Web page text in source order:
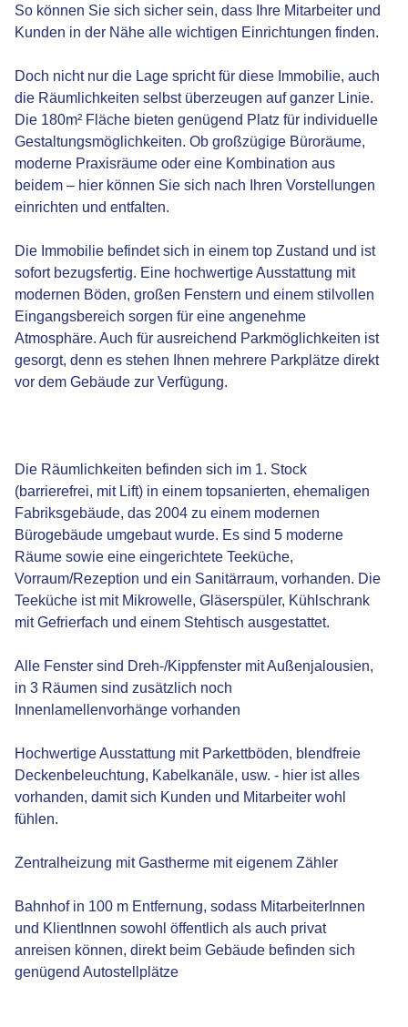
So können Sie sich sicher sein, dass Ihre Mitarbeiter und
Kunden in der Nähe alle wichtigen Einrichtungen finden.
Doch nicht nur die Lage spricht für diese Immobilie, auch
die Räumlichkeiten selbst überzeugen auf ganzer Linie.
Die 180m² Fläche bieten genügend Platz für individuelle
Gestaltungsmöglichkeiten. Ob großzügige Büroräume,
moderne Praxisräume oder eine Kombination aus
beidem – hier können Sie sich nach Ihren Vorstellungen
einrichten und entfalten.
Die Immobilie befindet sich in einem top Zustand und ist
sofort bezugsfertig. Eine hochwertige Ausstattung mit
modernen Böden, großen Fenstern und einem stilvollen
Eingangsbereich sorgen für eine angenehme
Atmosphäre. Auch für ausreichend Parkmöglichkeiten ist
gesorgt, denn es stehen Ihnen mehrere Parkplätze direkt
vor dem Gebäude zur Verfügung.
Die Räumlichkeiten befinden sich im 1. Stock
(barrierefrei, mit Lift) in einem topsanierten, ehemaligen
Fabriksgebäude, das 2004 zu einem modernen
Bürogebäude umgebaut wurde. Es sind 5 moderne
Räume sowie eine eingerichtete Teeküche,
Vorraum/Rezeption und ein Sanitärraum, vorhanden. Die
Teeküche ist mit Mikrowelle, Gläserspüler, Kühlschrank
mit Gefrierfach und einem Stehtisch ausgestattet.
Alle Fenster sind Dreh-/Kippfenster mit Außenjalousien,
in 3 Räumen sind zusätzlich noch
Innenlamellenvorhänge vorhanden
Hochwertige Ausstattung mit Parkettböden, blendfreie
Deckenbeleuchtung, Kabelkanäle, usw. - hier ist alles
vorhanden, damit sich Kunden und Mitarbeiter wohl
fühlen.
Zentralheizung mit Gastherme mit eigenem Zähler
Bahnhof in 100 m Entfernung, sodass MitarbeiterInnen
und KlientInnen sowohl öffentlich als auch privat
anreisen können, direkt beim Gebäude befinden sich
genügend Autostellplätze